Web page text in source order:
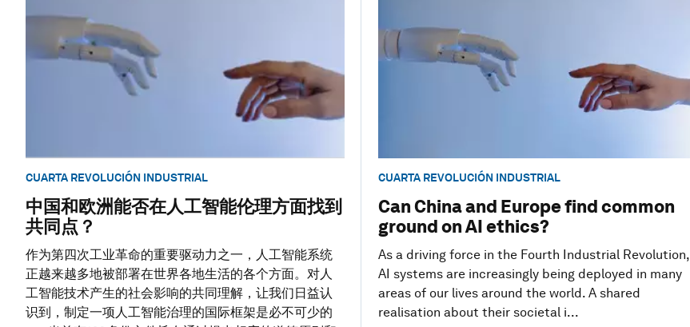
CUARTA REVOLUCIÓN INDUSTRIAL
中国和欧洲能否在人工智能伦理方面找到
共同点？
作为第四次工业革命的重要驱动力之一，人工智能系统
正越来越多地被部署在世界各地生活的各个方面。对人
工智能技术产生的社会影响的共同理解，让我们日益认
识到，制定一项人工智能治理的国际框架是必不可少的
CUARTA REVOLUCIÓN INDUSTRIAL
Can China and Europe find common
ground on AI ethics?
As a driving force in the Fourth Industrial Revolution,
AI systems are increasingly being deployed in many
areas of our lives around the world. A shared
realisation about their societal i...